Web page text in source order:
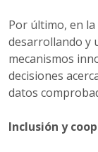
Por último, en
desarrollando y
mecanismos
decisiones
datos
Inclusión y